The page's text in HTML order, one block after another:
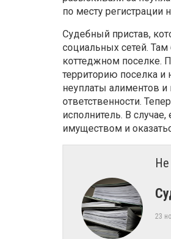
по месту регистрации
Судебный пристав,
социальных сетей.
коттеджном поселке.
территорию поселка
неуплаты алиментов
ответственности.
исполнитель. В
имуществом и
Не
23